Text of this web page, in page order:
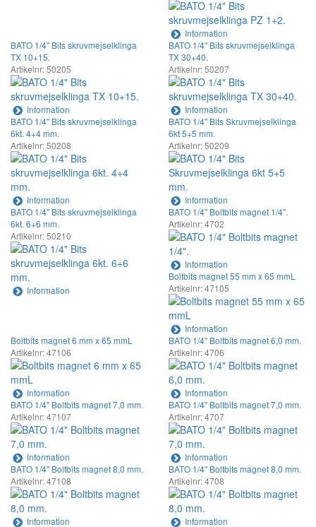
Information
BATO 1/4" Bits skruvmejselklinga
TX 10+15.
Artikelnr: 50205
Information
BATO 1/4" Bits skruvmejselklinga
TX 30+40.
Artikelnr: 50207
Information
BATO 1/4" Bits skruvmejselklinga
6kt. 4+4 mm.
Artikelnr: 50208
Information
BATO 1/4" Bits Skruvmejselklinga
6kt 5+5 mm.
Artikelnr: 50209
Information
BATO 1/4" Bits skruvmejselklinga
6kt. 6+6 mm.
Artikelnr: 50210
Information
BATO 1/4" Boltbits magnet 1/4".
Artikelnr: 4702
Information
Boltbits magnet 55 mm x 65 mmL
Artikelnr: 47105
Information
Boltbits magnet 6 mm x 65 mmL
Artikelnr: 47106
Information
BATO 1/4" Boltbits magnet 6,0 mm.
Artikelnr: 4706
Information
BATO 1/4" Boltbits magnet 7,0 mm.
Artikelnr: 47107
Information
BATO 1/4" Boltbits magnet 7,0 mm.
Artikelnr: 4707
Information
BATO 1/4" Boltbits magnet 8,0 mm.
Artikelnr: 47108
Information
BATO 1/4" Boltbits magnet 8,0 mm.
Artikelnr: 4708
Information